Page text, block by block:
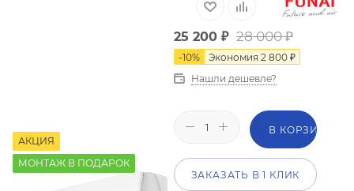
АКЦИЯ
МОНТАЖ В ПОДАРОК
25 200₽ 28 000₽
-10% Экономия 2 800₽
Нашли дешевле?
В КОРЗИНУ
ЗАКАЗАТЬ В 1 КЛИК